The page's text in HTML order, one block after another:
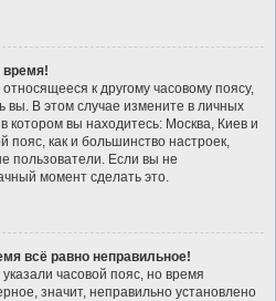
время!
к другому часовому поясу,
вы. В этом случае измените в личных
котором вы находитесь: Москва, Киев и
пояс, как и большинство настроек,
пользователи. Если вы не
момент сделать это.
всё равно неправильное!
часовой пояс, но время
значит, неправильно установлено